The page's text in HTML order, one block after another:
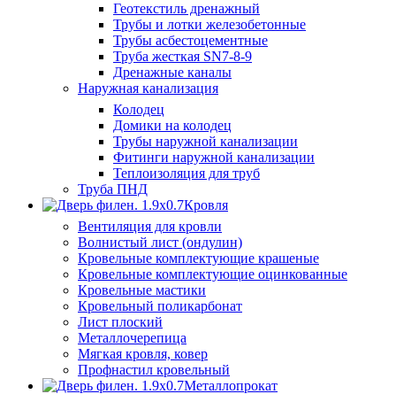
Геотекстиль дренажный
Трубы и лотки железобетонные
Трубы асбестоцементные
Труба жесткая SN7-8-9
Дренажные каналы
Наружная канализация
Колодец
Домики на колодец
Трубы наружной канализации
Фитинги наружной канализации
Теплоизоляция для труб
Труба ПНД
Кровля
Вентиляция для кровли
Волнистый лист (ондулин)
Кровельные комплектующие крашеные
Кровельные комплектующие оцинкованные
Кровельные мастики
Кровельный поликарбонат
Лист плоский
Металлочерепица
Мягкая кровля, ковер
Профнастил кровельный
Металлопрокат